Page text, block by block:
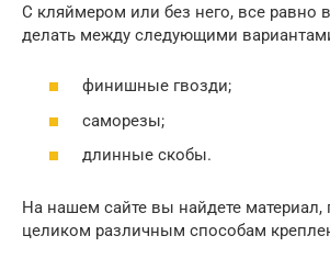
С кляймером или без него, все равно
делать между следующими
финишные гвозди;
саморезы;
длинные скобы.
На нашем сайте вы найдете
целиком различным способам